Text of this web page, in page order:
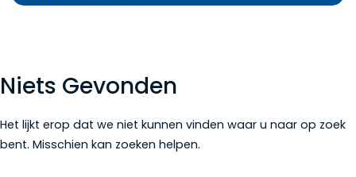
Niets Gevonden
Het lijkt erop dat we niet kunnen vinden waar u naar op zoek
bent. Misschien kan zoeken helpen.